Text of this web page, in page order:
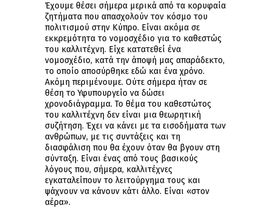
Έχουμε θέσει σήμερα μερικά από τα κορυφαία
ζητήματα που απασχολούν τον κόσμο του
πολιτισμού στην Κύπρο. Είναι ακόμα σε
εκκρεμότητα το νομοσχέδιο για το καθεστώς
του καλλιτέχνη. Είχε κατατεθεί ένα
νομοσχέδιο, κατά την άποψή μας απαράδεκτο,
το οποίο αποσύρθηκε εδώ και ένα χρόνο.
Ακόμη περιμένουμε. Ούτε σήμερα ήταν σε
θέση το Υφυπουργείο να δώσει
χρονοδιάγραμμα. Το θέμα του καθεστώτος
του καλλιτέχνη δεν είναι μια θεωρητική
συζήτηση. Έχει να κάνει με τα εισοδήματα των
ανθρώπων, με τις συντάξεις και τη
διασφάλιση που θα έχουν όταν θα βγουν στη
σύνταξη. Είναι ένας από τους βασικούς
λόγους που, σήμερα, καλλιτέχνες
εγκαταλείπουν το λειτούργημα τους και
ψάχνουν να κάνουν κάτι άλλο. Είναι «στον
αέρα».